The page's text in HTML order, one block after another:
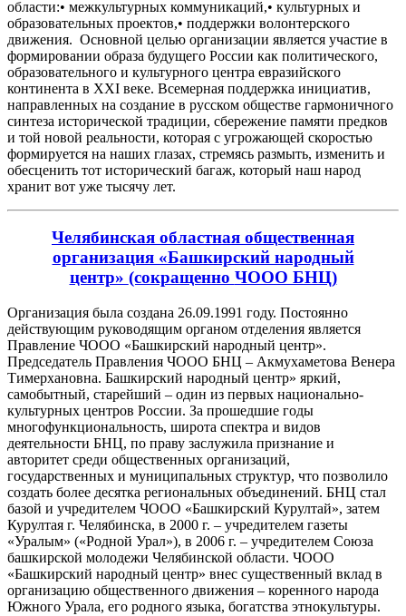
области:• межкультурных коммуникаций,• культурных и
образовательных проектов,• поддержки волонтерского
движения. Основной целью организации является участие в
формировании образа будущего России как политического,
образовательного и культурного центра евразийского
континента в XXI веке. Всемерная поддержка инициатив,
направленных на создание в русском обществе гармоничного
синтеза исторической традиции, сбережение памяти предков
и той новой реальности, которая с угрожающей скоростью
формируется на наших глазах, стремясь размыть, изменить и
обесценить тот исторический багаж, который наш народ
хранит вот уже тысячу лет.
Челябинская областная общественная
организация «Башкирский народный
центр» (сокращенно ЧООО БНЦ)
Организация была создана 26.09.1991 году. Постоянно
действующим руководящим органом отделения является
Правление ЧООО «Башкирский народный центр».
Председатель Правления ЧООО БНЦ – Акмухаметова Венера
Тимерхановна. Башкирский народный центр» яркий,
самобытный, старейший – один из первых национально-
культурных центров России. За прошедшие годы
многофункциональность, широта спектра и видов
деятельности БНЦ, по праву заслужила признание и
авторитет среди общественных организаций,
государственных и муниципальных структур, что позволило
создать более десятка региональных объединений. БНЦ стал
базой и учредителем ЧООО «Башкирский Курултай», затем
Курултая г. Челябинска, в 2000 г. – учредителем газеты
«Уралым» («Родной Урал»), в 2006 г. – учредителем Союза
башкирской молодежи Челябинской области. ЧООО
«Башкирский народный центр» внес существенный вклад в
организацию общественного движения – коренного народа
Южного Урала, его родного языка, богатства этнокультуры.